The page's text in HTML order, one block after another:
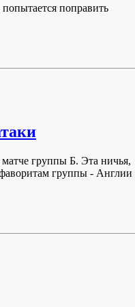
поправить
группы Б. Эта ничья,
фаворитам группы - Англии